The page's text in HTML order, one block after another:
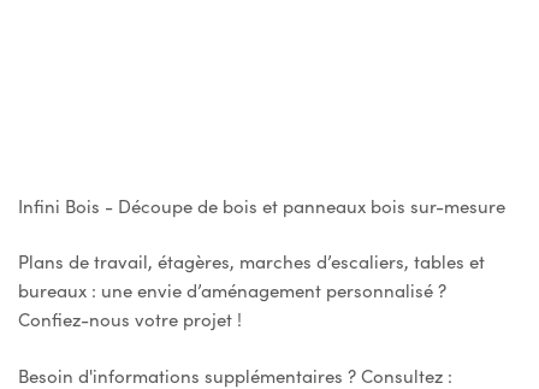
Infini Bois - Découpe de bois et panneaux bois sur-mesure
Plans de travail, étagères, marches d’escaliers, tables et
bureaux : une envie d’aménagement personnalisé ?
Confiez-nous votre projet !
Besoin d'informations supplémentaires ? Consultez :